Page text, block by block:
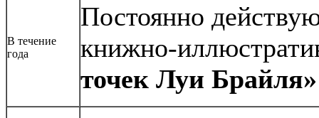
В течение
года
Постоянно
книжно-
точек Луи Брайля»